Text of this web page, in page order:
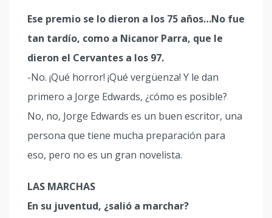
Ese premio se lo dieron a los 75 años…No fue
tan tardío, como a Nicanor Parra, que le
dieron el Cervantes a los 97.
-No. ¡Qué horror! ¡Qué vergüenza! Y le dan
primero a Jorge Edwards, ¿cómo es posible?
No, no, Jorge Edwards es un buen escritor, una
persona que tiene mucha preparación para
eso, pero no es un gran novelista.
LAS MARCHAS
En su juventud, ¿salió a marchar?